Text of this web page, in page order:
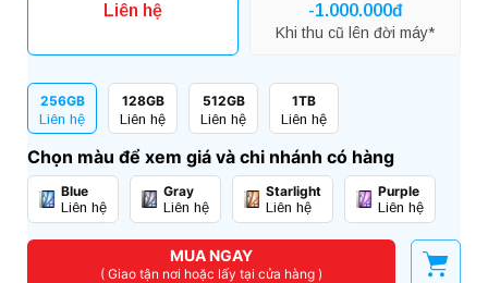
Liên hệ -1.000.000đ
Khi thu cũ lên đời máy*
256GB
Liên hệ
128GB
Liên hệ
512GB
Liên hệ
1TB
Liên hệ
Chọn màu để xem giá và chi nhánh có hàng
Blue
Liên hệ
Gray
Liên hệ
Starlight
Liên hệ
Purple
Liên hệ
MUA NGAY
( Giao tận nơi hoặc lấy tại cửa hàng )